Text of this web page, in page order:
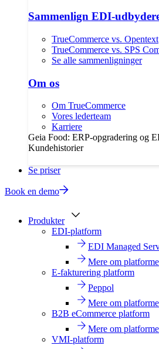
Sammenlign EDI-
TrueCommerce vs. Opentext
TrueCommerce vs. SPS
Se alle sammenligninger
Om os
Om TrueCommerce
Vores lederteam
Karriere
Geia Food: ERP-opgradering og
Kundehistorier
Se priser
Book en demo
Produkter
EDI-platform
EDI Managed
Mere om
E-fakturering platform
Peppol
Mere om
B2B eCommerce platform
Mere om
VMI-platform